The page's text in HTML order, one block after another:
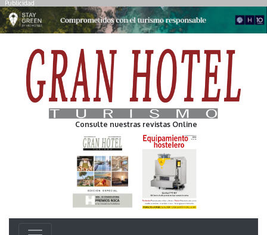
Publicidad
Consulte nuestras revistas Online